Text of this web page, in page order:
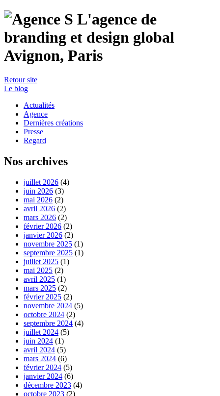
Retour site
Le blog
Actualités
Agence
Dernières créations
Presse
Regard
Nos archives
juillet 2026 (4)
juin 2026 (3)
mai 2026 (2)
avril 2026 (2)
mars 2026 (2)
février 2026 (2)
janvier 2026 (2)
novembre 2025 (1)
septembre 2025 (1)
juillet 2025 (1)
mai 2025 (2)
avril 2025 (1)
mars 2025 (2)
février 2025 (2)
novembre 2024 (5)
octobre 2024 (2)
septembre 2024 (4)
juillet 2024 (5)
juin 2024 (1)
avril 2024 (5)
mars 2024 (6)
février 2024 (5)
janvier 2024 (6)
décembre 2023 (4)
octobre 2023 (2)